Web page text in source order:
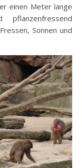
einen Meter lange
pflanzenfressend
Sonnen und